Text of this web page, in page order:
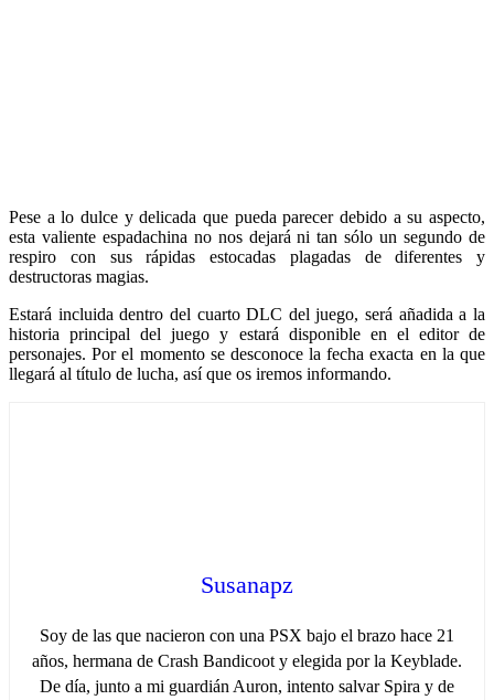
Pese a lo dulce y delicada que pueda parecer debido a su aspecto,
esta valiente espadachina no nos dejará ni tan sólo un segundo de
respiro con sus rápidas estocadas plagadas de diferentes y
destructoras magias.
Estará incluida dentro del cuarto DLC del juego, será añadida a la
historia principal del juego y estará disponible en el editor de
personajes. Por el momento se desconoce la fecha exacta en la que
llegará al título de lucha, así que os iremos informando.
Susanapz
Soy de las que nacieron con una PSX bajo el brazo hace 21
años, hermana de Crash Bandicoot y elegida por la Keyblade.
De día, junto a mi guardián Auron, intento salvar Spira y de